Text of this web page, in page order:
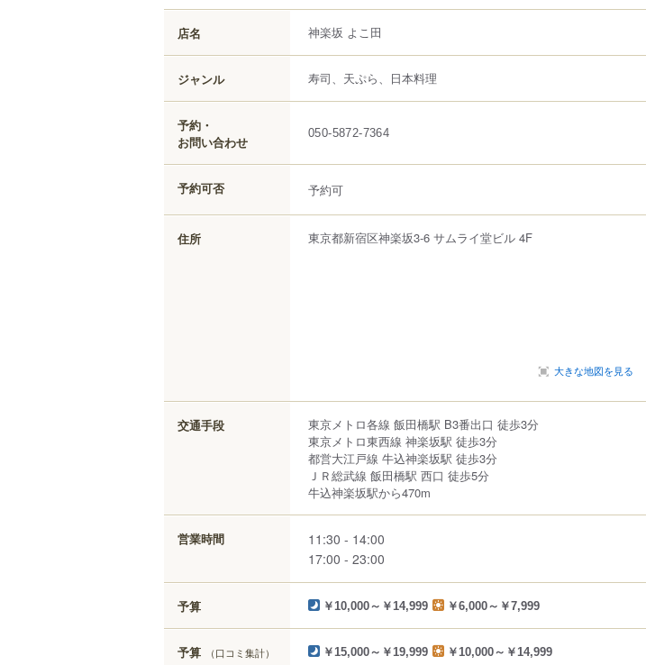
店名 神楽坂 よこ田
ジャンル 寿司、天ぷら、日本料理
予約・
お問い合わせ
050-5872-7364
予約可否 予約可
住所 東京都新宿区神楽坂3-6 サムライ堂ビル 4F
大きな地図を見る
交通手段
東京メトロ各線 飯田橋駅 B3番出口 徒歩3分
東京メトロ東西線 神楽坂駅 徒歩3分
都営大江戸線 牛込神楽坂駅 徒歩3分
ＪＲ総武線 飯田橋駅 西口 徒歩5分
牛込神楽坂駅から470m
営業時間
11:30 - 14:00
17:00 - 23:00
予算 ￥10,000～￥14,999 ￥6,000～￥7,999
予算 （口コミ集計） ￥15,000～￥19,999 ￥10,000～￥14,999